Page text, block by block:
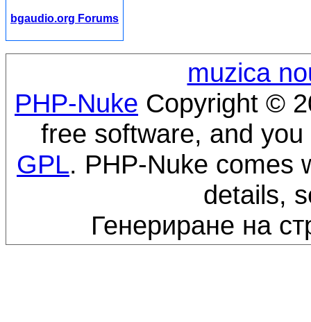
bgaudio.org Forums
muzica
PHP-Nuke Copyright ©
free software, and
GPL. PHP-Nuke comes
details,
Генериране на